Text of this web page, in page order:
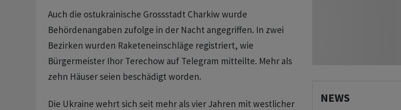
Auch die ostukrainische Grossstadt Charkiw wurde
Behördenangaben zufolge in der Nacht angegriffen. In zwei
Bezirken wurden Raketeneinschläge registriert, wie
Bürgermeister Ihor Terechow auf Telegram mitteilte. Mehr als
zehn Häuser seien beschädigt worden.
Die Ukraine wehrt sich seit mehr als vier Jahren mit westlicher
NEWS